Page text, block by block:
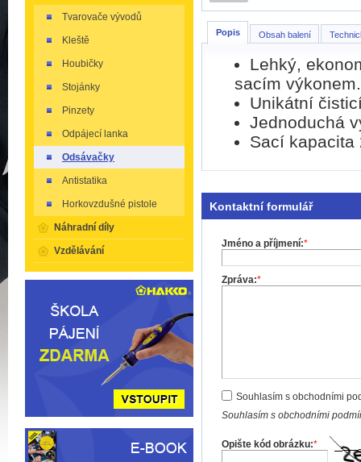
Popis Obsah balení
Lehký,
sacím výkonem.
Unikátní
Jednoduchá
Sací kapacita
Kontaktní formulář
Jméno a příjmení:*
Zpráva:*
Souhlasím s obchodními
Souhlasím s obchodními
Opište kód obrázku:*
Tvarovače vývodů
Kleště
Houbičky
Stojánky
Pinzety
Odpájecí lanka
Odsávačky
Antistatika
Horkovzdušné pistole
Náhradní díly
Vzdělávání